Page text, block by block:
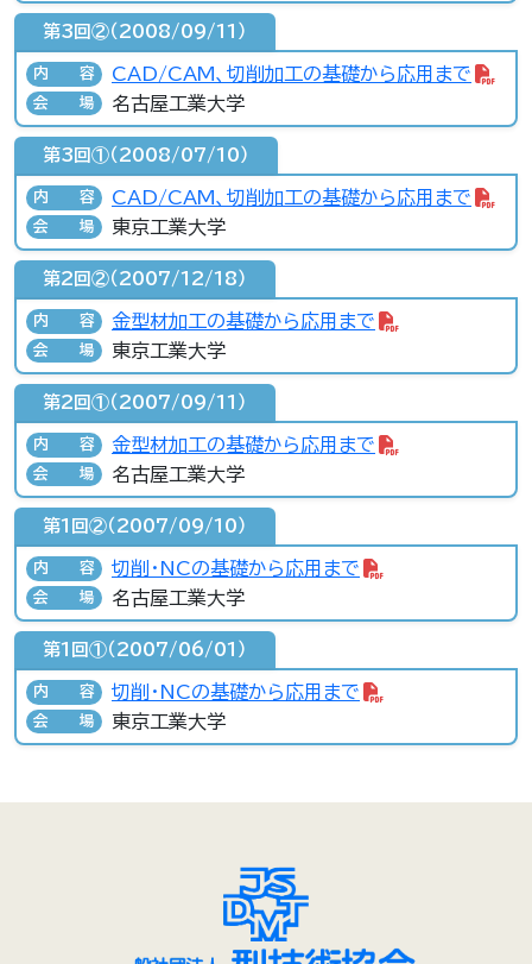
第3回②（2008/09/11）
内容 CAD/CAM、切削加工の基礎から応用まで
会場 名古屋工業大学
第3回①（2008/07/10）
内容 CAD/CAM、切削加工の基礎から応用まで
会場 東京工業大学
第2回②（2007/12/18）
内容 金型材加工の基礎から応用まで
会場 東京工業大学
第2回①（2007/09/11）
内容 金型材加工の基礎から応用まで
会場 名古屋工業大学
第1回②（2007/09/10）
内容 切削・NCの基礎から応用まで
会場 名古屋工業大学
第1回①（2007/06/01）
内容 切削・NCの基礎から応用まで
会場 東京工業大学